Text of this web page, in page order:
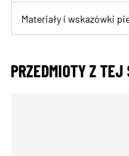
Materiały i wskazówki
PRZEDMIOTY Z